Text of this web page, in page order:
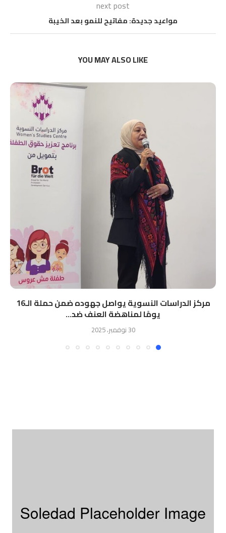
next post
مواعيد جديدة: مفاتيح للنمو بعد الخيبة
YOU MAY ALSO LIKE
مركز الدراسات النسوية يواصل جهوده ضمن حملة الـ16
يومًا لمناهضة العنف ضد...
30 نوفمبر، 2025